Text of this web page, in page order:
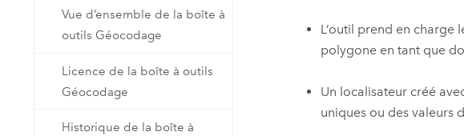
Vue d’ensemble de la boîte à
outils Géocodage
Licence de la boîte à outils
Géocodage
Historique de la boîte à
L’outil prend en charge
polygone en tant que
Un localisateur créé
uniques ou des valeurs